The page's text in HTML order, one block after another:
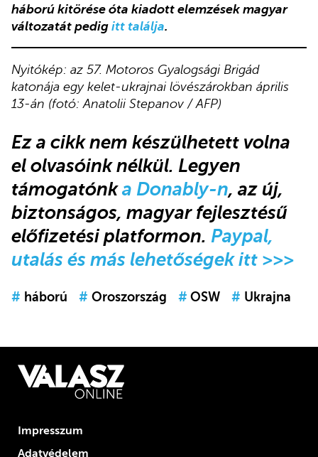
háború kitörése óta kiadott elemzések magyar
változatát pedig itt találja.
Nyitókép: az 57. Motoros Gyalogsági Brigád
katonája egy kelet-ukrajnai lövészárokban április
13-án (fotó: Anatolii Stepanov / AFP)
Ez a cikknem készülhetett volna
el olvasóink nélkül. Legyen
támogatónka Donably-n, az új,
biztonságos, magyar fejlesztésű
előfizetési platformon. Paypal,
utalás és más lehetőségek itt >>>
# háború # Oroszország # OSW # Ukrajna
Impresszum
Adatvédelem